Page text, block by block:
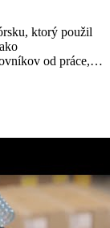
ktorý použil
od práce,…